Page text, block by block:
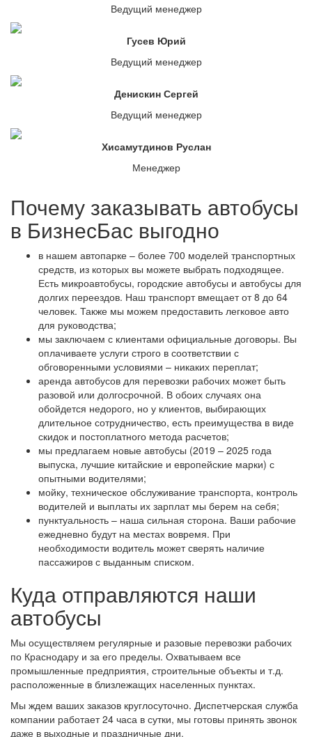
Ведущий менеджер
Гусев Юрий
Ведущий менеджер
Денискин Сергей
Ведущий менеджер
Хисамутдинов Руслан
Менеджер
Почему заказывать автобусы
в БизнесБас выгодно
в нашем автопарке – более 700 моделей транспортных
средств, из которых вы можете выбрать подходящее.
Есть микроавтобусы, городские автобусы и автобусы для
долгих переездов. Наш транспорт вмещает от 8 до 64
человек. Также мы можем предоставить легковое авто
для руководства;
мы заключаем с клиентами официальные договоры. Вы
оплачиваете услуги строго в соответствии с
обговоренными условиями – никаких переплат;
аренда автобусов для перевозки рабочих может быть
разовой или долгосрочной. В обоих случаях она
обойдется недорого, но у клиентов, выбирающих
длительное сотрудничество, есть преимущества в виде
скидок и постоплатного метода расчетов;
мы предлагаем новые автобусы (2019 – 2025 года
выпуска, лучшие китайские и европейские марки) с
опытными водителями;
мойку, техническое обслуживание транспорта, контроль
водителей и выплаты их зарплат мы берем на себя;
пунктуальность – наша сильная сторона. Ваши рабочие
ежедневно будут на местах вовремя. При
необходимости водитель может сверять наличие
пассажиров с выданным списком.
Куда отправляются наши
автобусы
Мы осуществляем регулярные и разовые перевозки рабочих
по Краснодару и за его пределы. Охватываем все
промышленные предприятия, строительные объекты и т.д.
расположенные в близлежащих населенных пунктах.
Мы ждем ваших заказов круглосуточно. Диспетчерская служба
компании работает 24 часа в сутки, мы готовы принять звонок
даже в выходные и праздничные дни.